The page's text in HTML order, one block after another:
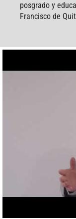
posgrado y
Francisco de